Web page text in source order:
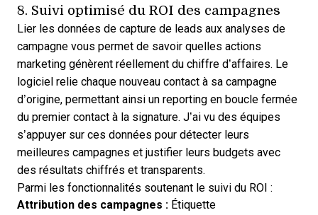
8. Suivi optimisé du ROI des campagnes
Lier les données de capture de leads aux analyses de
campagne vous permet de savoir quelles actions
marketing génèrent réellement du chiffre d’affaires. Le
logiciel relie chaque nouveau contact à sa campagne
d’origine, permettant ainsi un reporting en boucle fermée
du premier contact à la signature. J’ai vu des équipes
s’appuyer sur ces données pour détecter leurs
meilleures campagnes et justifier leurs budgets avec
des résultats chiffrés et transparents.
Parmi les fonctionnalités soutenant le suivi du ROI :
Attribution des campagnes : Étiquette